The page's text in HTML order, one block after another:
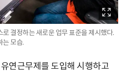
결정하는 새로운 업무 표준을 제시했다.
는 모습.
연근무제를 도입해 시행하고